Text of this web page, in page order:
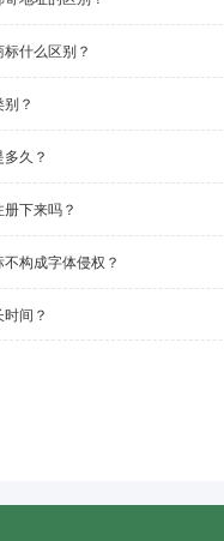
什么区别？
？
久？
下来吗？
构成字体侵权？
间？